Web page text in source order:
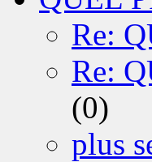
Re:
Re:
(0)
plus